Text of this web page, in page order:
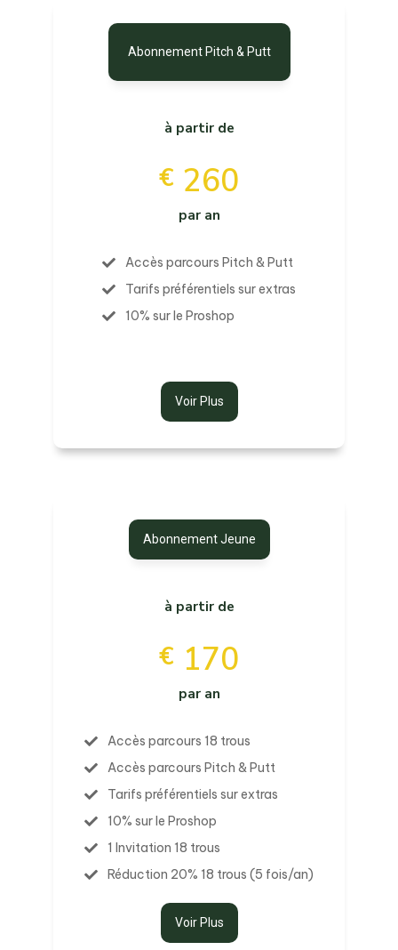
Abonnement Pitch & Putt
à partir de
€ 260
par an
Accès parcours Pitch & Putt
Tarifs préférentiels sur extras
10% sur le Proshop
Voir Plus
Abonnement Jeune
à partir de
€ 170
par an
Accès parcours 18 trous
Accès parcours Pitch & Putt
Tarifs préférentiels sur extras
10% sur le Proshop
1 Invitation 18 trous
Réduction 20% 18 trous (5 fois/an)
Voir Plus